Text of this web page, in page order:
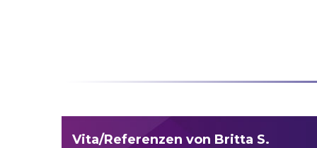
Vita/Referenzen von Britta S.